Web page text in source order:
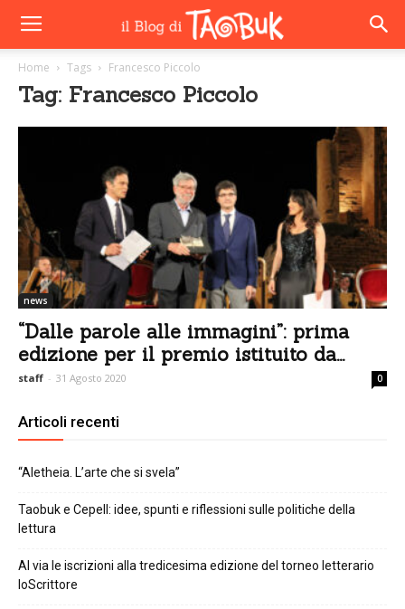
Home Tags Francesco Piccolo
Tag: Francesco Piccolo
news
“Dalle parole alle immagini”: prima
edizione per il premio istituito da...
staff - 31 Agosto 2020 0
Articoli recenti
“Aletheia. L’arte che si svela”
Taobuk e Cepell: idee, spunti e riflessioni sulle politiche della
lettura
Al via le iscrizioni alla tredicesima edizione del torneo letterario
IoScrittore